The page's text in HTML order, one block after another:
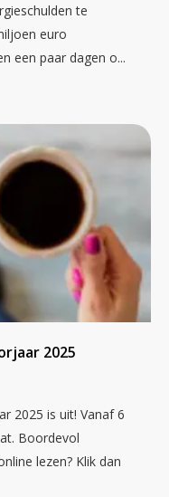
te
euro
een paar dagen o...
2025
2025 is uit! Vanaf 6
Boordevol
lezen? Klik dan